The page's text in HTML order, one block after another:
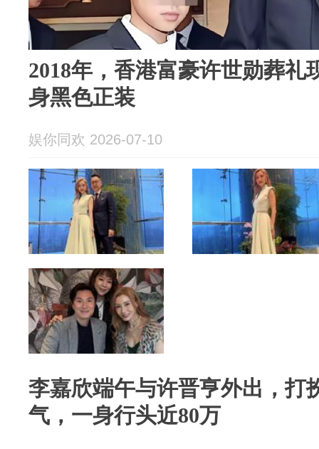
2018年，香港富豪许世勋葬礼
身黑色正装
娱你同欢 2026-07-10
李嘉欣端午与许晋亨外出，打
气，一身行头近80万